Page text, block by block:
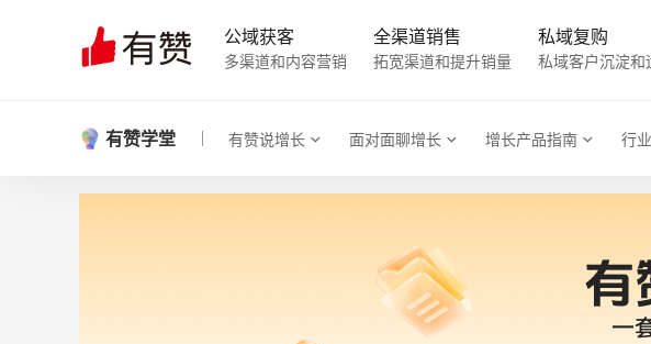
公域获客
多渠道和内容营销
全渠道销售
拓宽渠道和提升销量
私域复购
私域客户沉淀和
有赞学堂 有赞说增长 面对面聊增长 增长产品指南 行